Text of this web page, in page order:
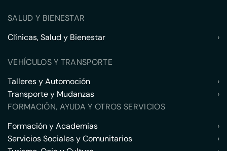
SALUD Y BIENESTAR
Clínicas, Salud y Bienestar
›
VEHÍCULOS Y TRANSPORTE
Talleres y Automoción
›
Transporte y Mudanzas
›
FORMACIÓN, AYUDA Y OTROS SERVICIOS
Formación y Academias
›
Servicios Sociales y Comunitarios
›